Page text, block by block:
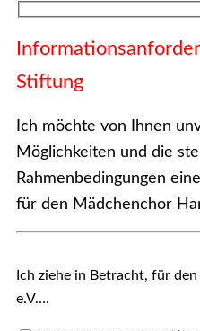
Stiftung
Ich möchte von Ihnen
Möglichkeiten und die
Rahmenbedingungen
für den Mädchenchor
Ich ziehe in Betracht, für
e.V….